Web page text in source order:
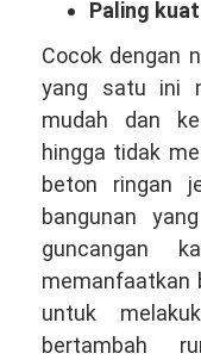
Paling
Cocok dengan
yang satu ini
mudah dan
hingga tidak
beton ringan
bangunan
guncangan
memanfaatkan
untuk
bertambah